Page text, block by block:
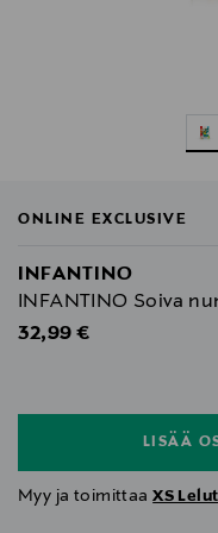
ONLINE EXCLUSIVE
INFANTINO
INFANTINO Soiva
Original Price
32,99 €
LISÄÄ
Myy ja toimittaaXS Lelut